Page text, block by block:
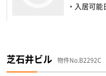
・入居可
芝石井ビル 物件No.B2292C